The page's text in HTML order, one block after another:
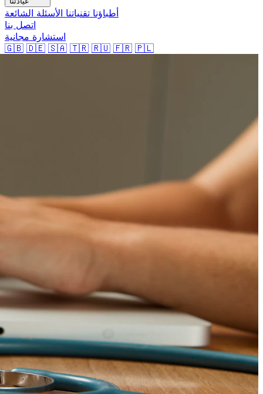
أطباؤنا تقنياتنا الأسئلة الشائعة
اتصل بنا
استشارة مجانية
🇬🇧 🇩🇪 🇸🇦 🇹🇷 🇷🇺 🇫🇷 🇵🇱